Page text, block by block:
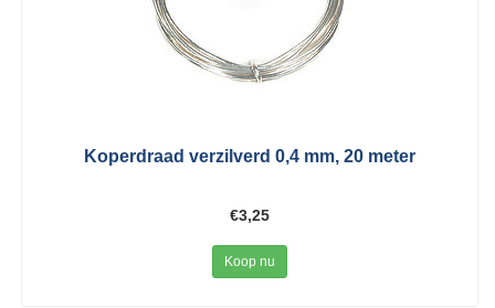
Koperdraad verzilverd 0,4 mm, 20 meter
€3,25
Koop nu